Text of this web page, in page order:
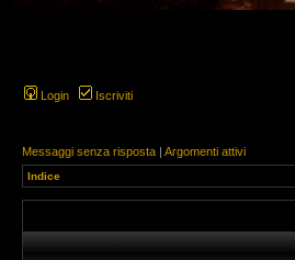
Login Iscriviti
Messaggi senza risposta | Argomenti attivi
Indice